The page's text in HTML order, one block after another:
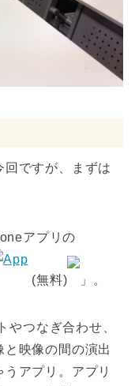
回ですが、まずは
アプリの
(無料) 」。
やつなぎ合わせ、
映像の間の演出
アプリ。アプリ